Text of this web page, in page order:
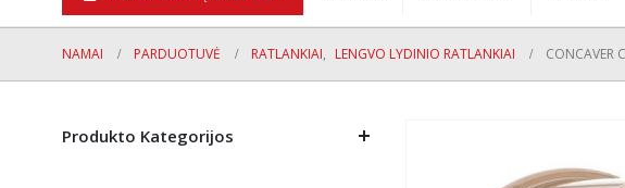
NAMAI PARDUOTUVĖ RATLANKIAI, LENGVO LYDINIO RATLANKIAI CONCAVER
Produkto Kategorijos